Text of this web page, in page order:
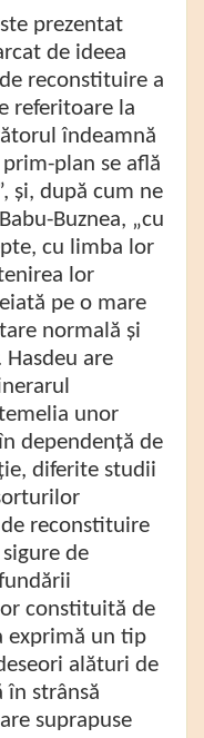
prezentat
de ideea
reconstituire a
referitoare la
îndeamnă
plan se află
și, după cum ne
Buznea, „cu
cu limba lor
lor
pe o mare
normală și
Hasdeu are
unor
dependență de
diferite studii
reconstituire
de
constituită de
exprimă un tip
alături de
în strânsă
suprapuse